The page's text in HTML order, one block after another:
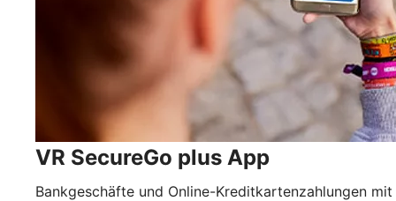
VR SecureGo plus App
Bankgeschäfte und Online-Kreditkartenzahlungen mit